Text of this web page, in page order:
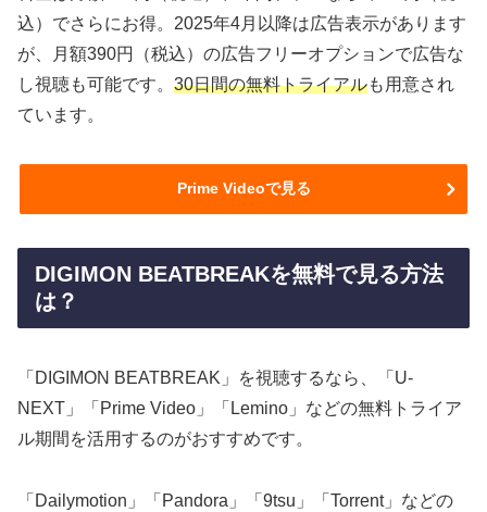
込）でさらにお得。2025年4月以降は広告表示があります
が、月額390円（税込）の広告フリーオプションで広告な
し視聴も可能です。 30日間の無料トライアルも用意され
ています。
Prime Videoで見る
DIGIMON BEATBREAKを無料で見る方法
は？
「DIGIMON BEATBREAK」を視聴するなら、「U-
NEXT」「Prime Video」「Lemino」などの無料トライア
ル期間を活用するのがおすすめです。
「Dailymotion」「Pandora」「9tsu」「Torrent」などの